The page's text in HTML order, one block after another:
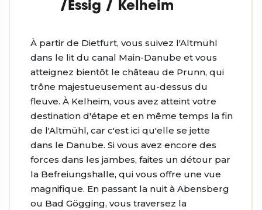
/Essig / Kelheim
À partir de Dietfurt, vous suivez l'Altmühl
dans le lit du canal Main-Danube et vous
atteignez bientôt le château de Prunn, qui
trône majestueusement au-dessus du
fleuve. À Kelheim, vous avez atteint votre
destination d'étape et en même temps la fin
de l'Altmühl, car c'est ici qu'elle se jette
dans le Danube. Si vous avez encore des
forces dans les jambes, faites un détour par
la Befreiungshalle, qui vous offre une vue
magnifique. En passant la nuit à Abensberg
ou Bad Gögging, vous traversez la